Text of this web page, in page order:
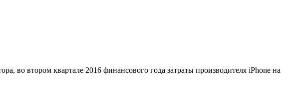
во втором квартале 2016 финансового года затраты производителя iPhone на